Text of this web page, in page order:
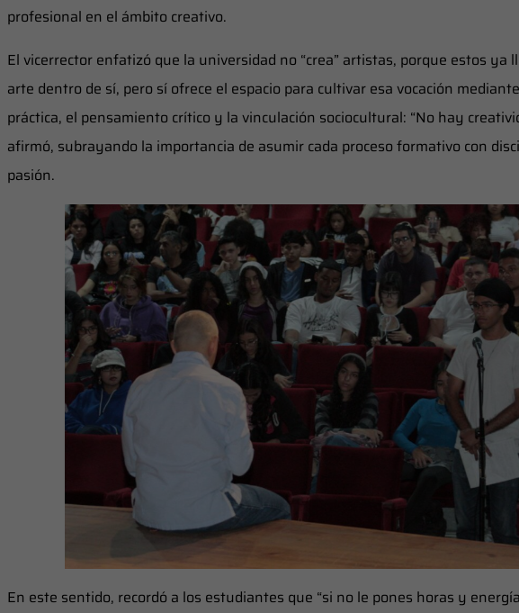
profesional en el ámbito creativo.
El vicerrector enfatizó que la universidad no “crea” artistas, porque estos ya
arte dentro de sí, pero sí ofrece el espacio para cultivar esa vocación
práctica, el pensamiento crítico y la vinculación sociocultural: “No hay
afirmó, subrayando la importancia de asumir cada proceso formativo con
pasión.
En este sentido, recordó a los estudiantes que “si no le pones horas y